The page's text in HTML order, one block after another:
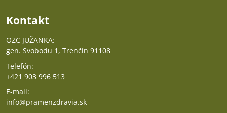
Kontakt
OZC JUŽANKA:
gen. Svobodu 1, Trenčín 91108
Telefón:
+421 903 996 513
E-mail:
info@pramenzdravia.sk